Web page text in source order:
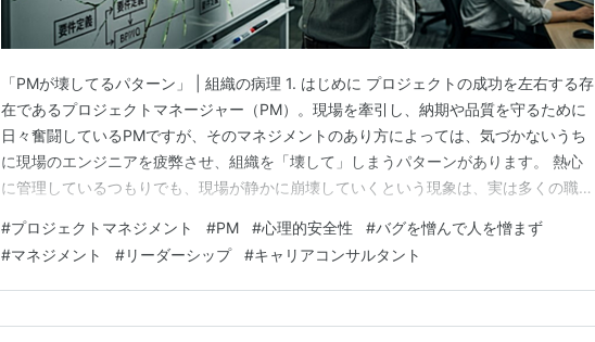
「PMが壊してるパターン」 | 組織の病理 1. はじめに プロジェクトの成功を左右する存
在であるプロジェクトマネージャー（PM）。現場を牽引し、納期や品質を守るために
日々奮闘しているPMですが、そのマネジメントのあり方によっては、気づかないうち
に現場のエンジニアを疲弊させ、組織を「壊して」しまうパターンがあります。 熱心
に管理しているつもりでも、現場が静かに崩壊していくという現象は、実は多くの職場
たすれ違いが起きてしまうのか、私が数々の現場で見てきたリーダーたちの姿をもと
に、組織の病理とあるべきコミュニケーションに…
#プロジェクトマネジメント #PM #心理的安全性 #バグを憎んで人を憎まず
#マネジメント #リーダーシップ #キャリアコンサルタント